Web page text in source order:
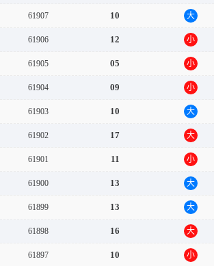
61907 10 大
61906 12 小
61905 05 小
61904 09 小
61903 10 大
61902 17 大
61901 11 小
61900 13 大
61899 13 大
61898 16 大
61897 10 小